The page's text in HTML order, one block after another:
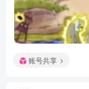
账号共享